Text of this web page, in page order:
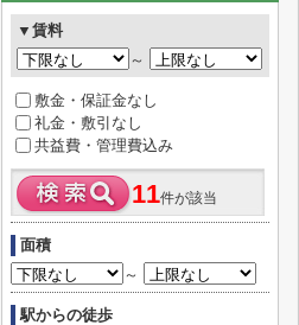
▼賃料
～
敷金・保証金なし
礼金・敷引なし
共益費・管理費込み
11件が該当
面積
～
駅からの徒歩